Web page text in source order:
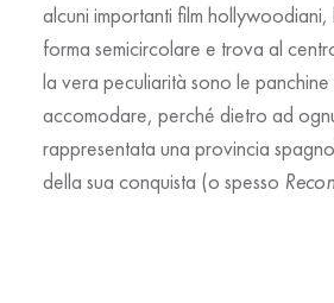
alcuni importanti film
forma semicircolare e trova al
la vera peculiarità sono le panchine
accomodare, perché dietro ad
rappresentata una provincia
della sua conquista (o spesso